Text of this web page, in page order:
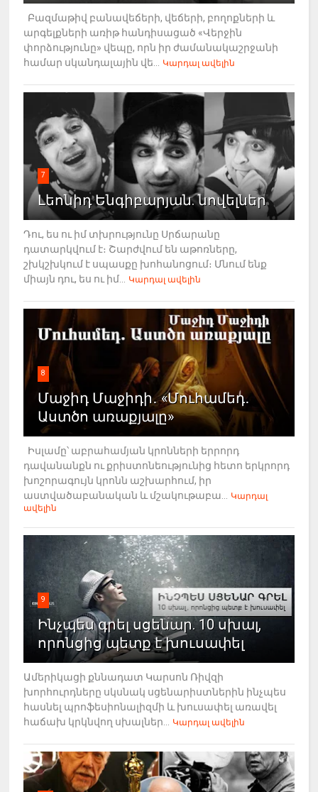
Բազմաթիվ բանավեճերի, վեճերի, բողոքների և
արգելքների առիթ հանդիսացած «Վերջին
փորձությունը» վեպը, որն իր ժամանակաշրջանի
համար սկանդալային վե...
Կարդալ ավելին
7
Լեոնիդ Ենգիբարյան. նովելներ
Դու, ես ու իմ տխրությունը Սրճարանը
դատարկվում է։ Շարժվում են աթոռները,
շխկշխկում է սպասքը խոհանոցում։ Մնում ենք
միայն դու, ես ու իմ...
Կարդալ ավելին
8
Մաջիդ Մաջիդի․ «Մուհամեդ․
Աստծո առաքյալը»
Իսլամը՝ աբրահամյան կրոնների երրորդ
դավանանքն ու քրիստոնեությունից հետո երկրորդ
խոշորագույն կրոնն աշխարհում, իր
աստվածաբանական և մշակութաբա...
Կարդալ
ավելին
9
Ինչպես գրել սցենար. 10 սխալ,
որոնցից պետք է խուսափել
Ամերիկացի քննադատ Կարսոն Ռիվզի
խորհուրդները սկսնակ սցենարիստներին ինչպես
հասնել պրոֆեսիոնալիզմի և խուսափել առավել
հաճախ կրկնվող սխալներ...
Կարդալ ավելին